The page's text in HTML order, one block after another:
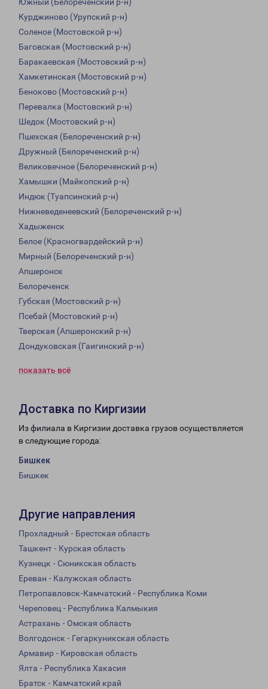
Южный (Белореченский р-н)
Курджиново (Урупский р-н)
Соленое (Мостовской р-н)
Баговская (Мостовский р-н)
Баракаевская (Мостовский р-н)
Хамкетинская (Мостовский р-н)
Беноково (Мостовский р-н)
Перевалка (Мостовский р-н)
Шедок (Мостовский р-н)
Пшехская (Белореченский р-н)
Дружный (Белореченский р-н)
Великовечное (Белореченский р-н)
Хамышки (Майкопский р-н)
Индюк (Туапсинский р-н)
Нижневеденеевский (Белореченский р-н)
Хадыженск
Белое (Красногвардейский р-н)
Мирный (Белореченский р-н)
Апшеронск
Белореченск
Губская (Мостовский р-н)
Псебай (Мостовский р-н)
Тверская (Апшеронский р-н)
Дондуковская (Гаигинский р-н)
показать всё
Доставка по Киргизии
Из филиала в Киргизии доставка грузов осуществляется
в следующие города:
Бишкек
Бишкек
Другие направления
Прохладный - Брестская область
Ташкент - Курская область
Кузнецк - Сюникская область
Ереван - Калужская область
Петропавловск-Камчатский - Республика Коми
Череповец - Республика Калмыкия
Астрахань - Омская область
Волгодонск - Гегаркуникская область
Армавир - Кировская область
Ялта - Республика Хакасия
Братск - Камчатский край